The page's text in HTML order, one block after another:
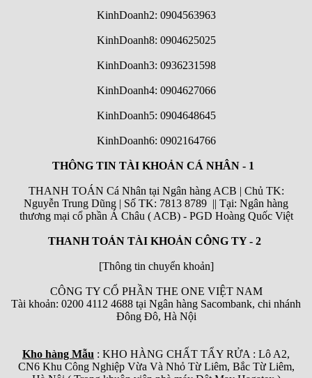
KinhDoanh2: 0904563963
KinhDoanh8: 0904625025
KinhDoanh3: 0936231598
KinhDoanh4: 0904627066
KinhDoanh5: 0904648645
KinhDoanh6: 0902164766
THÔNG TIN TÀI KHOẢN CÁ NHÂN - 1
THANH TOÁN Cá Nhân tại Ngân hàng ACB | Chủ TK:
Nguyễn Trung Dũng | Số TK: 7813 8789 || Tại: Ngân hàng
thương mại cổ phần Á Châu ( ACB) - PGD Hoàng Quốc Việt
THANH TOÁN TÀI KHOẢN CÔNG TY - 2
[Thông tin chuyển khoản]
CÔNG TY CỔ PHẦN THE ONE VIỆT NAM
Tài khoản: 0200 4112 4688 tại Ngân hàng Sacombank, chi nhánh
Đông Đô, Hà Nội
Kho hàng Mẫu : KHO HÀNG CHẤT TẨY RỬA : Lô A2,
CN6 Khu Công Nghiệp Vừa Và Nhỏ Từ Liêm, Bắc Từ Liêm,